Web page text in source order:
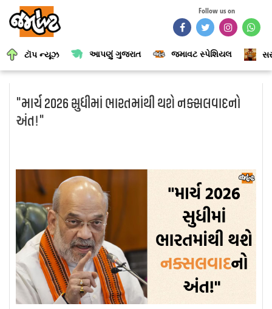
Follow us on
ટૉપ ન્યૂઝ આપણું ગુજરાત જમાવટ સ્પેશિયલ
"માર્ચ 2026 સુધીમાં ભારતમાંથી થશે નક્સલવાદનો
અંત!"